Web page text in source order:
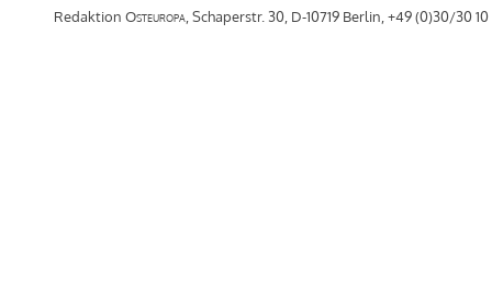
Redaktion Osteuropa, Schaperstr. 30, D-10719 Berlin, +49 (0)30/30